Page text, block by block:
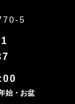
5
始・お盆